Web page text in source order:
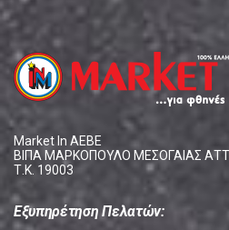
Market In ΑΕΒΕ
ΒΙΠΑ ΜΑΡΚΟΠΟΥΛΟ ΜΕΣΟΓΑΙΑΣ
Τ.Κ. 19003
Εξυπηρέτηση Πελατών: